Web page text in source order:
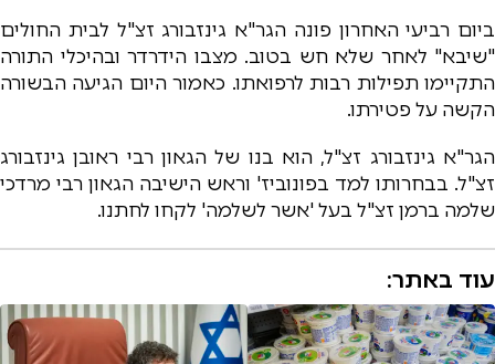
ביום רביעי האחרון פונה הגר"א גינזבורג זצ"ל לבית החולים
"שיבא" לאחר שלא חש בטוב. מצבו הידרדר ובהיכלי התורה
התקיימו תפילות רבות לרפואתו. כאמור היום הגיעה הבשורה
הקשה על פטירתו.
הגר"א גינזבורג זצ"ל, הוא בנו של הגאון רבי ראובן גינזבורג
זצ"ל. בבחרותו למד בפונוביז' וראש הישיבה הגאון רבי מרדכי
שלמה ברמן זצ"ל בעל 'אשר לשלמה' לקחו לחתנו.
עוד באתר: